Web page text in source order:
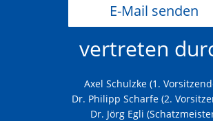
E-Mail senden
vertreten
Axel Schulzke (1.
Dr. Philipp Scharfe (2.
Dr. Jörg Egli